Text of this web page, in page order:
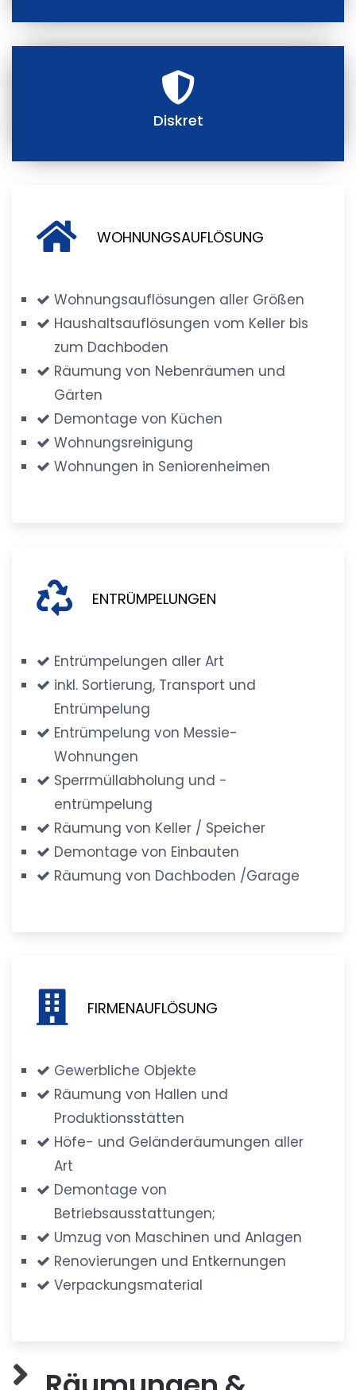
Diskret
WOHNUNGSAUFLÖSUNG
Wohnungsauflösungen aller Größen
Haushaltsauflösungen vom Keller bis
zum Dachboden
Räumung von Nebenräumen und
Gärten
Demontage von Küchen
Wohnungsreinigung
Wohnungen in Seniorenheimen
ENTRÜMPELUNGEN
Entrümpelungen aller Art
inkl. Sortierung, Transport und
Entrümpelung
Entrümpelung von Messie-
Wohnungen
Sperrmüllabholung und -
entrümpelung
Räumung von Keller / Speicher
Demontage von Einbauten
Räumung von Dachboden /Garage
FIRMENAUFLÖSUNG
Gewerbliche Objekte
Räumung von Hallen und
Produktionsstätten
Höfe- und Geländeräumungen aller
Art
Demontage von
Betriebsausstattungen;
Umzug von Maschinen und Anlagen
Renovierungen und Entkernungen
Verpackungsmaterial